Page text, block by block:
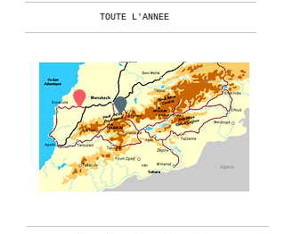
TOUTE L'ANNEE